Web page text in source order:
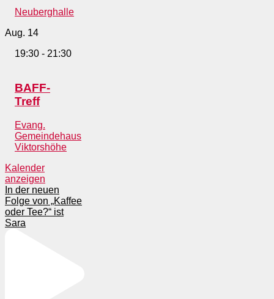
Neuberghalle
Aug. 14
19:30 - 21:30
BAFF-
Treff
Evang.
Gemeindehaus
Viktorshöhe
Kalender
anzeigen
In der neuen
Folge von „Kaffee
oder Tee?“ ist
Sara